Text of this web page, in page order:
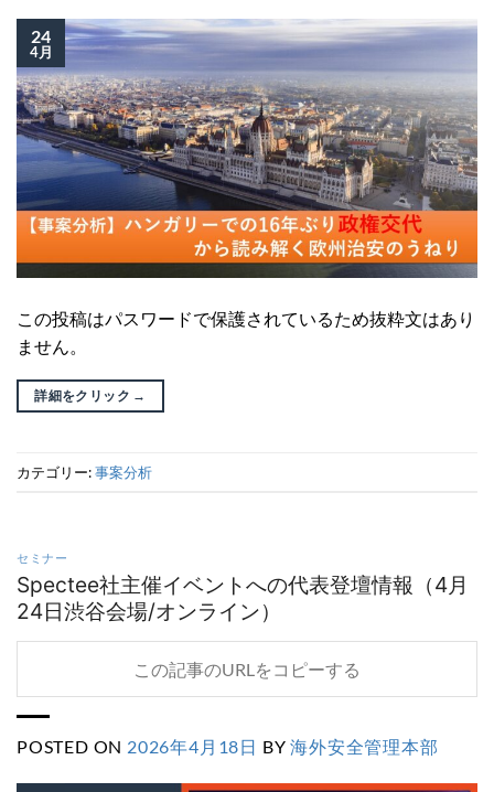
24
4月
この投稿はパスワードで保護されているため抜粋文はあり
ません。
詳細をクリック →
カテゴリー:事案分析
セミナー
Spectee社主催イベントへの代表登壇情報（4月
24日渋谷会場/オンライン）
この記事のURLをコピーする
POSTED ON 2026年4月18日 BY海外安全管理本部